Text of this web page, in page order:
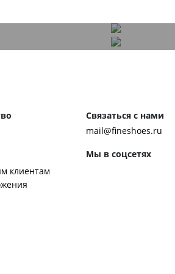
клиентам
Связаться с нами
mail@fineshoes.ru
Мы в соцсетях